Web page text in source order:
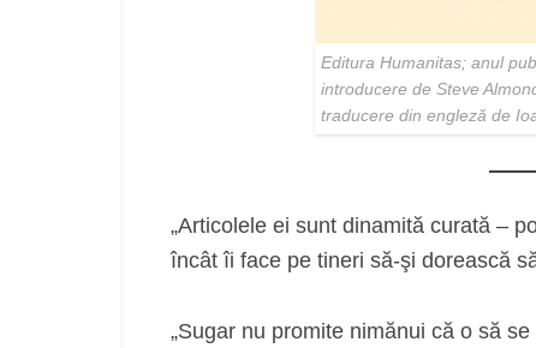
Editura Humanitas; anul
introducere de Steve
traducere din engleză de
„Articolele ei sunt dinamită curată –
încât îi face pe tineri să-şi dorească
„Sugar nu promite nimănui că o să